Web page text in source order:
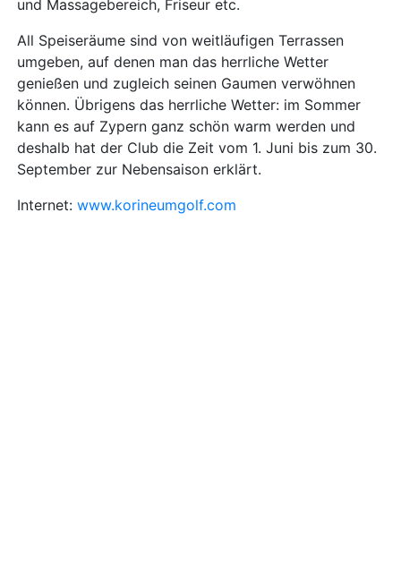
und Massagebereich, Friseur etc.
All Speiseräume sind von weitläufigen Terrassen
umgeben, auf denen man das herrliche Wetter
genießen und zugleich seinen Gaumen verwöhnen
können. Übrigens das herrliche Wetter: im Sommer
kann es auf Zypern ganz schön warm werden und
deshalb hat der Club die Zeit vom 1. Juni bis zum 30.
September zur Nebensaison erklärt.
Internet: www.korineumgolf.com